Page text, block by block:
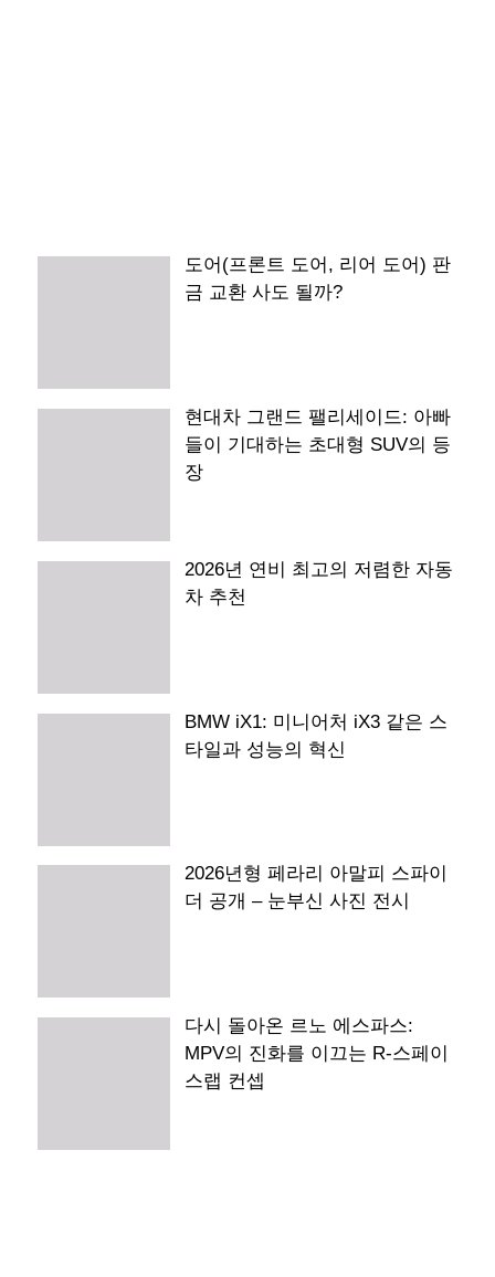
도어(프론트 도어, 리어 도어) 판
금 교환 사도 될까?
현대차 그랜드 팰리세이드: 아빠
들이 기대하는 초대형 SUV의 등
장
2026년 연비 최고의 저렴한 자동
차 추천
BMW iX1: 미니어처 iX3 같은 스
타일과 성능의 혁신
2026년형 페라리 아말피 스파이
더 공개 – 눈부신 사진 전시
다시 돌아온 르노 에스파스:
MPV의 진화를 이끄는 R-스페이
스랩 컨셉